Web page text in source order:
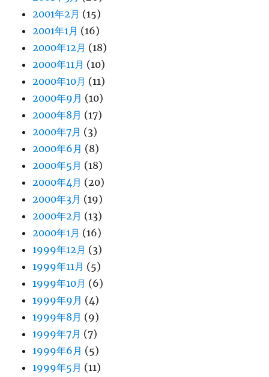
2001年2月 (15)
2001年1月 (16)
2000年12月 (18)
2000年11月 (10)
2000年10月 (11)
2000年9月 (10)
2000年8月 (17)
2000年7月 (3)
2000年6月 (8)
2000年5月 (18)
2000年4月 (20)
2000年3月 (19)
2000年2月 (13)
2000年1月 (16)
1999年12月 (3)
1999年11月 (5)
1999年10月 (6)
1999年9月 (4)
1999年8月 (9)
1999年7月 (7)
1999年6月 (5)
1999年5月 (11)